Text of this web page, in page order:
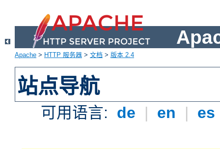
Apache > HTTP 服务器 > 文档 > 版本 2.4
站点导航
可用语言: de | en | es